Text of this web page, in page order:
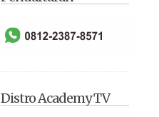
Distro Academy TV